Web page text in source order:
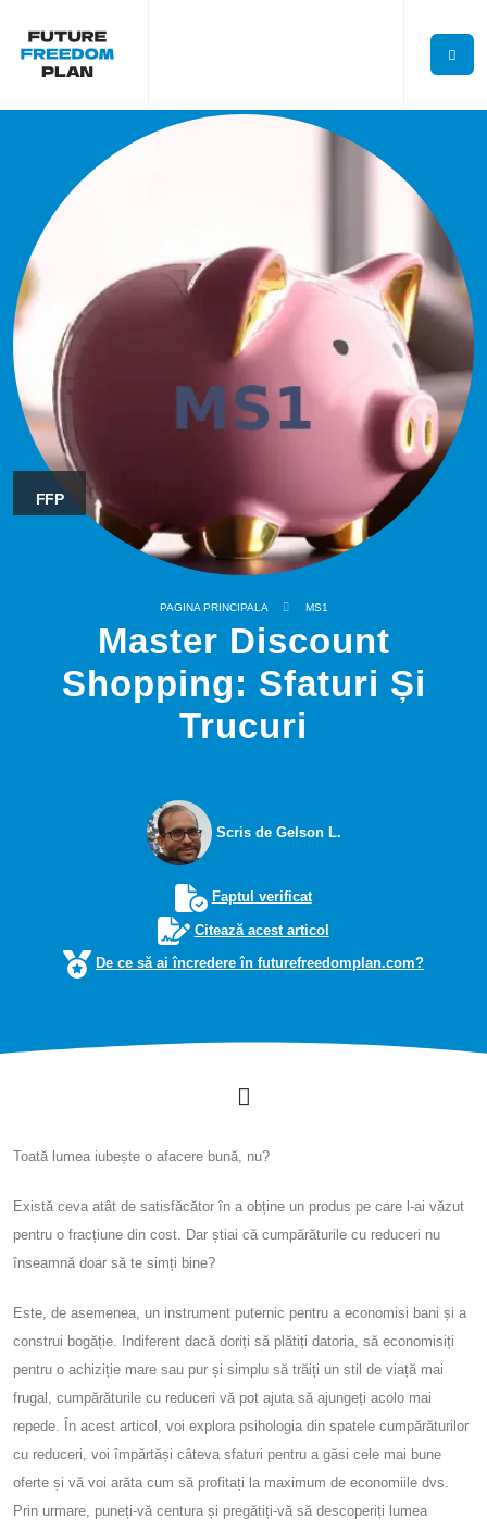
FFP
PAGINA PRINCIPALA MS1
Master Discount
Shopping: Sfaturi Și
Trucuri
Scris de Gelson L.
Faptul verificat
Citează acest articol
De ce să ai încredere în futurefreedomplan.com?
Toată lumea iubește o afacere bună, nu?
Există ceva atât de satisfăcător în a obține un produs pe care l-ai văzut
pentru o fracțiune din cost. Dar știai că cumpărăturile cu reduceri nu
înseamnă doar să te simți bine?
Este, de asemenea, un instrument puternic pentru a economisi bani și a
construi bogăție. Indiferent dacă doriți să plătiți datoria, să economisiți
pentru o achiziție mare sau pur și simplu să trăiți un stil de viață mai
frugal, cumpărăturile cu reduceri vă pot ajuta să ajungeți acolo mai
repede. În acest articol, voi explora psihologia din spatele cumpărăturilor
cu reduceri, voi împărtăși câteva sfaturi pentru a găsi cele mai bune
oferte și vă voi arăta cum să profitați la maximum de economiile dvs.
Prin urmare, puneți-vă centura și pregătiți-vă să descoperiți lumea